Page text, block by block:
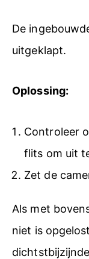
De
uitgeklapt.
Oplossing:
Controleer
flits om uit
Zet de
Als met
niet is